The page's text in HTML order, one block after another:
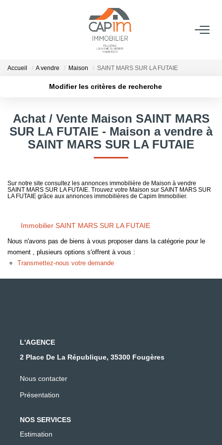
VENTES
Qui Sommes Nous
Notre Équipe
Nos Actualités
Accueil A vendre Maison SAINT MARS SUR LA FUTAIE
Modifier les critères de recherche
Surface min Budget max
Plus de critères Créer une alerte
Achat / Vente Maison SAINT MARS
SUR LA FUTAIE - Maison a vendre à
SAINT MARS SUR LA FUTAIE
Sur notre site consultez les annonces immobilière de Maison à vendre
SAINT MARS SUR LA FUTAIE. Trouvez votre Maison sur SAINT MARS SUR
LA FUTAIE grâce aux annonces immobilières de Capim Immobilier.
Immobilier SAINT MARS SUR LA FUTAIE
Nous n'avons pas de biens à vous proposer dans la catégorie pour le
moment , plusieurs options s'offrent à vous :
Transmettez-nous votre demande
L'AGENCE
2 Place De La République, 35300 Fougères
Nous contacter
Présentation
NOS SERVICES
Estimation